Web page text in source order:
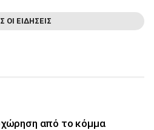
ΟΙ ΕΙΔΗΣΕΙΣ
από το κόμμα